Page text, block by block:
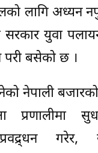
लागि अध्यन
सरकार युवा
परी बसेको छ ।
नेपाली
प्रणालीमा
गरेर,